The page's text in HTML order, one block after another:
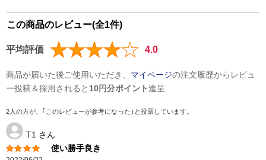
この商品のレビュー(全1件)
平均評価 4.0
商品が届いた後ご使用いただき、 マイページの注文履歴からレビュ
ー投稿＆採用されると 10円分ポイント進呈
2人の方が、｢このレビューが参考になった｣と投票しています。
T1 さん
使い勝手良き